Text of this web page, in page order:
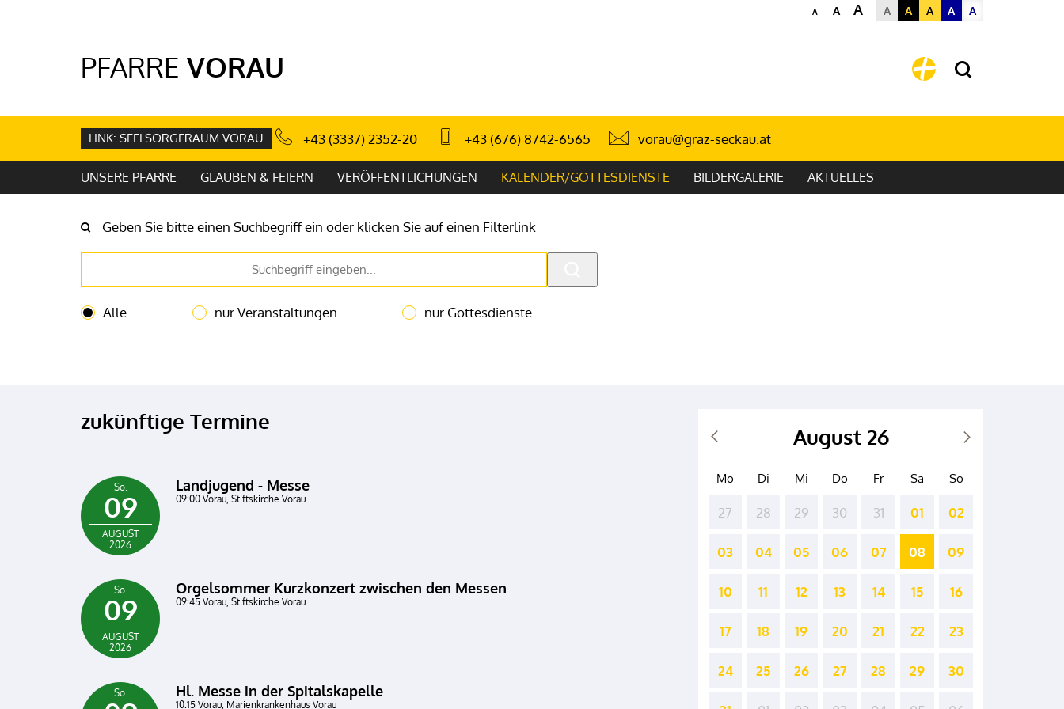
A A A A A A A A
PFARRE VORAU
LINK: SEELSORGERAUM VORAU +43 (3337) 2352-20 +43 (676) 8742-6565 vorau@graz-seckau.at
UNSERE PFARRE GLAUBEN & FEIERN VERÖFFENTLICHUNGEN KALENDER/GOTTESDIENSTE BILDERGALERIE AKTUELLES
Geben Sie bitte einen Suchbegriff ein oder klicken Sie auf einen Filterlink
Alle nur Veranstaltungen nur Gottesdienste
zukünftige Termine
So.
09
AUGUST
2026
Landjugend - Messe
09:00 Vorau, Stiftskirche Vorau
So.
09
AUGUST
2026
Orgelsommer Kurzkonzert zwischen den Messen
09:45 Vorau, Stiftskirche Vorau
So. Hl. Messe in der Spitalskapelle
10:15 Vorau, Marienkrankenhaus Vorau
August 26
Mo Di Mi Do Fr Sa So
27 28 29 30 31 01 02
03 04 05 06 07 08 09
10 11 12 13 14 15 16
17 18 19 20 21 22 23
24 25 26 27 28 29 30